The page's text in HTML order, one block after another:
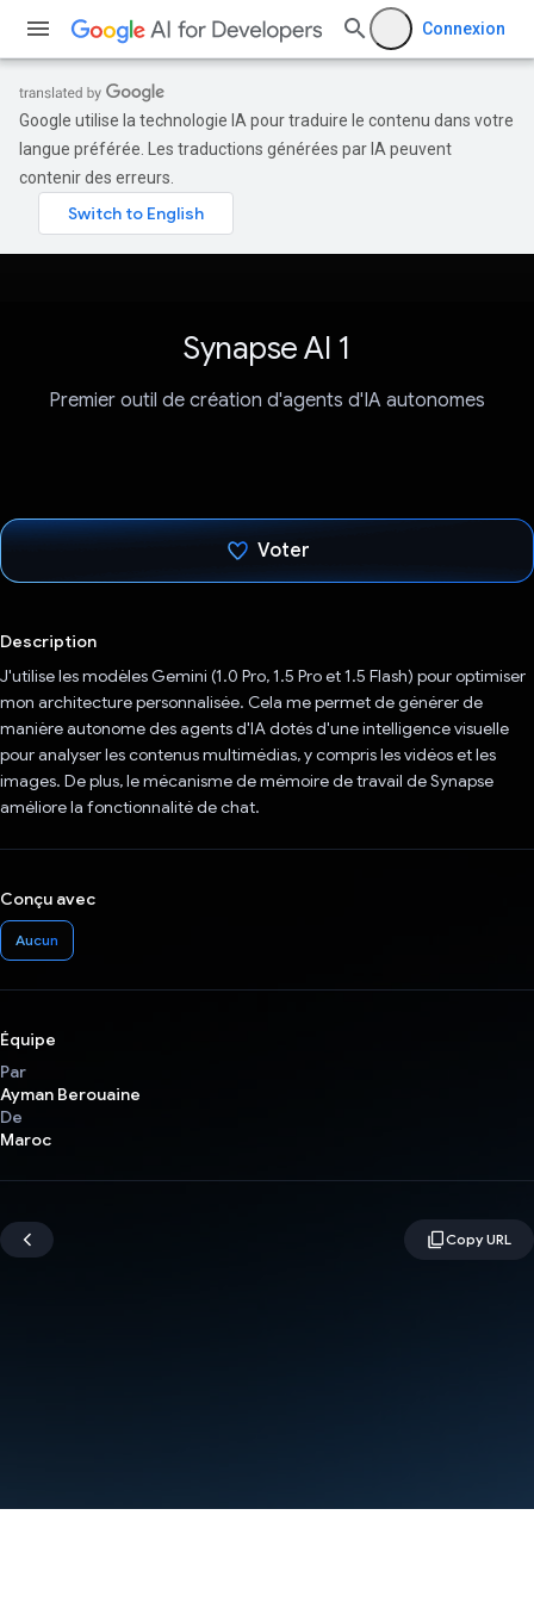
Connexion
Google utilise la technologie IA pour traduire le contenu dans votre
langue préférée. Les traductions générées par IA peuvent
contenir des erreurs.
Synapse AI 1
Premier outil de création d'agents d'IA autonomes
Voter
Description
J'utilise les modèles Gemini (1.0 Pro, 1.5 Pro et 1.5 Flash) pour optimiser
mon architecture personnalisée. Cela me permet de générer de
manière autonome des agents d'IA dotés d'une intelligence visuelle
pour analyser les contenus multimédias, y compris les vidéos et les
images. De plus, le mécanisme de mémoire de travail de Synapse
améliore la fonctionnalité de chat.
Conçu avec
Aucun
Équipe
Par
Ayman Berouaine
De
Maroc